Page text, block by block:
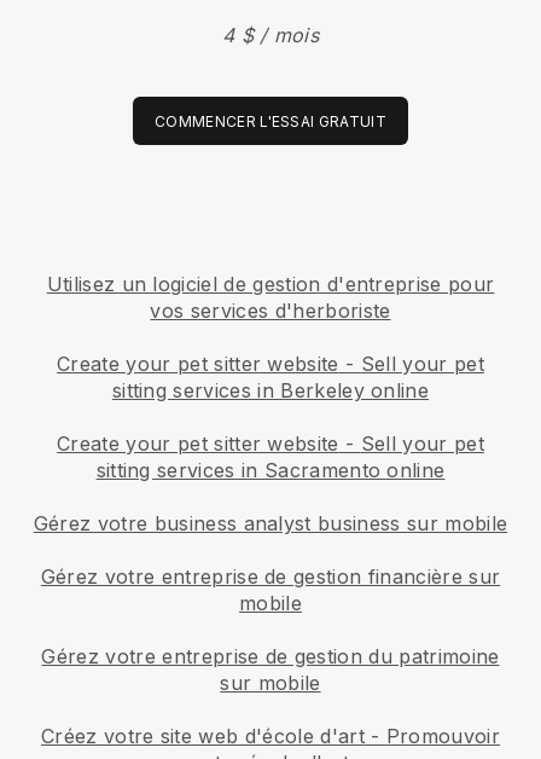
4 $ / mois
COMMENCER L'ESSAI GRATUIT
Utilisez un logiciel de gestion d'entreprise pour
vos services d'herboriste
Create your pet sitter website - Sell your pet
sitting services in Berkeley online
Create your pet sitter website - Sell your pet
sitting services in Sacramento online
Gérez votre business analyst business sur mobile
Gérez votre entreprise de gestion financière sur
mobile
Gérez votre entreprise de gestion du patrimoine
sur mobile
Créez votre site web d'école d'art- Promouvoir